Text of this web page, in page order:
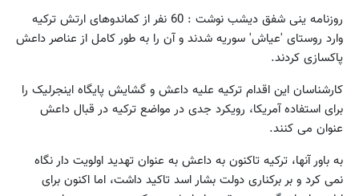
روزنامه ینی شفق دیشب نوشت : 60 نفر از کماندوهای ارتش ترکیه
وارد روستای 'عیاش' سوریه شدند و آن را به طور کامل از عناصر داعش
پاکسازی کردند.
کارشناسان این اقدام ترکیه علیه داعش و گشایش پایگاه اینجرلیک را
برای استفاده آمریکا، رویکرد جدی در مواضع ترکیه در قبال داعش
عنوان می کنند.
به باور آنها، ترکیه تاکنون به داعش به عنوان تهدید اولویت دار نگاه
نمی کرد و بر برکناری دولت بشار اسد تاکید داشت، اما اکنون برای